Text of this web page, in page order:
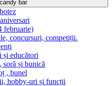
candy bar
februarie)
concursuri, competiții.
și educători
soră și bunică
, bunel
hobby-uri și funcții